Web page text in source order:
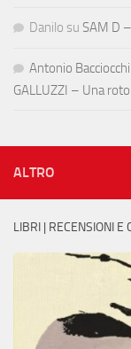
Danilo su SAM D
Antonio Bacciocchi
GALLUZZI – Una
ALTRO
LIBRI | RECENSIONI E